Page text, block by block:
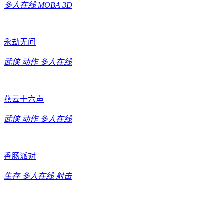
多人在线 MOBA 3D
永劫无间
武侠 动作 多人在线
燕云十六声
武侠 动作 多人在线
香肠派对
生存 多人在线 射击